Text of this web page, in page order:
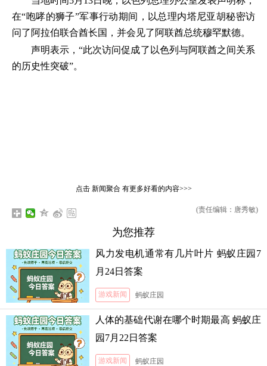
在“咆哮的狮子”军事行动期间，以总理内塔尼亚胡秘密访
问了阿拉伯联合酋长国，并会见了阿联酋总统穆罕默德。
声明表示，“此次访问促成了以色列与阿联酋之间关系
的历史性突破”。
点击 新闻聚合有更多好看的内容>>>
(责任编辑：唐秀敏)
为您推荐
风力发电机通常有几片叶片 蚂蚁庄园7
月24日答案
游戏新闻 蚂蚁庄园
人体的基础代谢在哪个时期最高 蚂蚁庄
园7月22日答案
游戏新闻 蚂蚁庄园